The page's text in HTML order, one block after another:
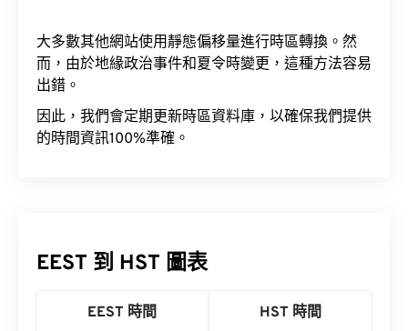
大多數其他網站使用靜態偏移量進行時區轉換。然
而，由於地緣政治事件和夏令時變更，這種方法容易
出錯。
因此，我們會定期更新時區資料庫，以確保我們提供
的時間資訊100%準確。
EEST 到 HST 圖表
EEST 時間 HST 時間